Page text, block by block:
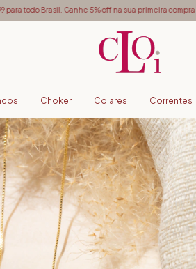
5% off na sua primeira compra - Use o cupom
Choker Colares Correntes